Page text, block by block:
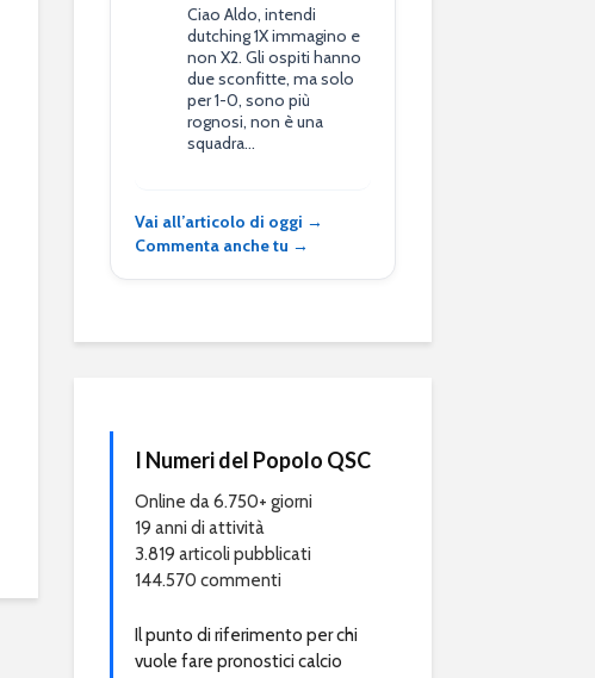
Ciao Aldo, intendi
dutching 1X immagino e
non X2. Gli ospiti hanno
due sconfitte, ma solo
per 1-0, sono più
rognosi, non è una
squadra…
Vai all’articolo di oggi →
Commenta anche tu →
I Numeri del Popolo QSC
Online da 6.750+ giorni
19 anni di attività
3.819 articoli pubblicati
144.570 commenti
Il punto di riferimento per chi
vuole fare pronostici calcio